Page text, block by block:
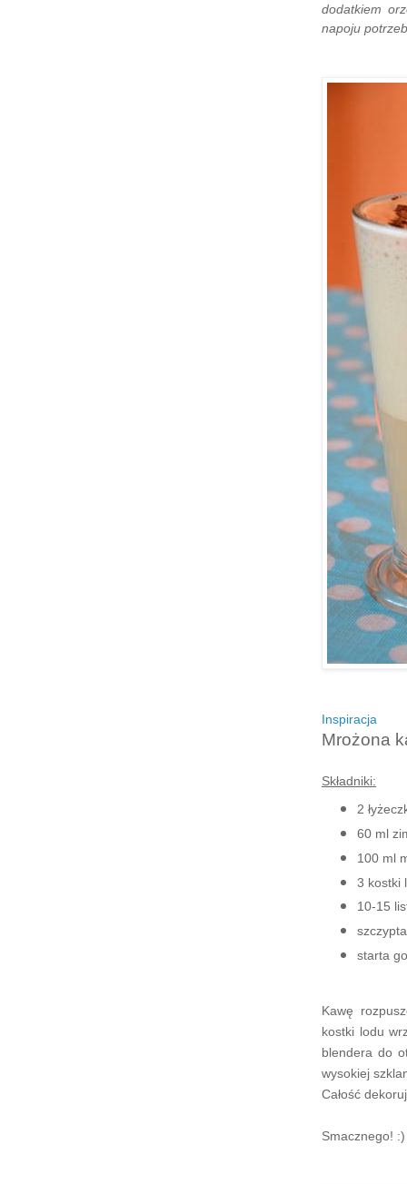
dodatkiem
napoju
Inspiracja
Mrożona
Składniki:
2
60 ml
100 ml
3 kostki
10-15
starta
Kawę
kostki lodu
blendera do
wysokiej
Całość
Smacznego! :)